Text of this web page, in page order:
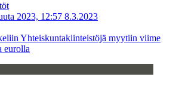
2023, 12:57 8.3.2023
Yhteiskuntakiinteistöjä myytiin viime
eurolla